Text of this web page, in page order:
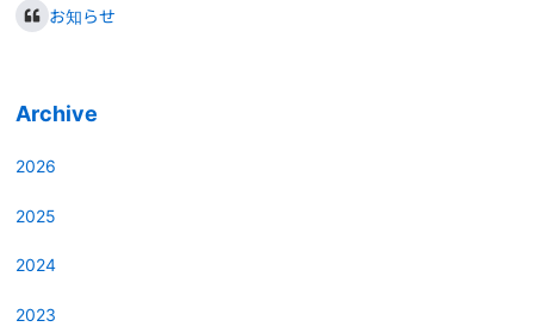
お知らせ
Archive
2026
2025
2024
2023